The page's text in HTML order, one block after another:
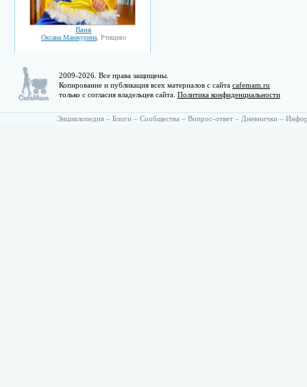
Ваня
Оксана Манжурина, Ртищево
2009-2026. Все права защищены.
Копирование и публикация всех материалов с сайта cafemam.ru
только с согласия владельцев сайта. Политика конфиденциальности
Энциклопедия – Блоги – Сообщества – Вопрос-ответ – Дневнички –